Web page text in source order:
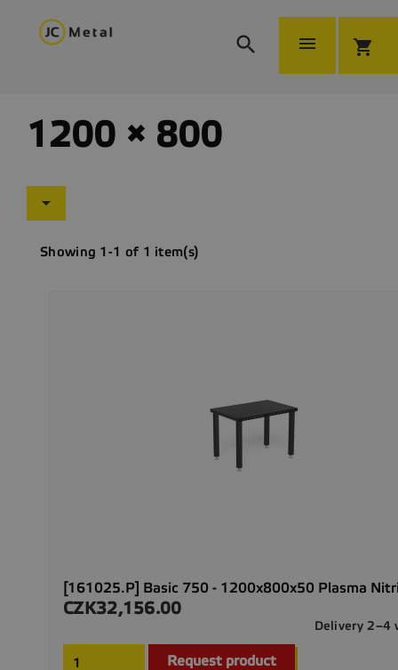
  shopping_cart
1200 × 800

Showing 1-1 of 1 item(s)
[161025.P] Basic 750 - 1200x800x50 Plasma
Price
CZK32,156.00
Delivery 2–4
Request product